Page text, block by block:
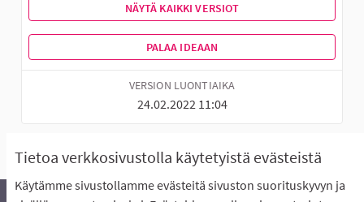
Tietoa verkkosivustolla käytetyistä evästeistä
Käytämme sivustollamme evästeitä sivuston suorituskyvyn ja
NÄYTÄ KAIKKI VERSIOT
PALAA IDEAAN
VERSION LUONTIAIKA
24.02.2022 11:04